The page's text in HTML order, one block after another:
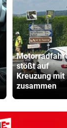
stößt auf
Kreuzung mit
zusammen